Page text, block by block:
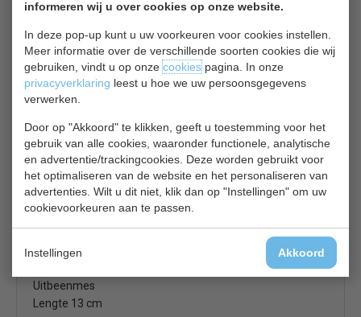
informeren wij u over cookies op onze website.
In deze pop-up kunt u uw voorkeuren voor cookies instellen.
Meer informatie over de verschillende soorten cookies die wij
gebruiken, vindt u op onzecookiespagina. In onze
privacyverklaring leest u hoe we uw persoonsgegevens
verwerken.
Door op "Akkoord" te klikken, geeft u toestemming voor het
gebruik van alle cookies, waaronder functionele, analytische
en advertentie/trackingcookies. Deze worden gebruikt voor
het optimaliseren van de website en het personaliseren van
advertenties. Wilt u dit niet, klik dan op "Instellingen" om uw
cookievoorkeuren aan te passen.
Instellingen Akkoord
Paletmes
Lengte 10 cm
€ 14,60
Messen bekijken
Dick Pro Dynamic GD771
Uitbeenmes
Lengte 13 cm